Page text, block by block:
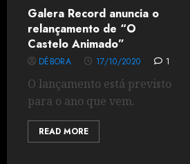
Galera Record anuncia o
relançamento de “O
Castelo Animado”
DÉBORA 17/10/2020 1
O lançamento está previsto
para o ano que vem.
READ MORE